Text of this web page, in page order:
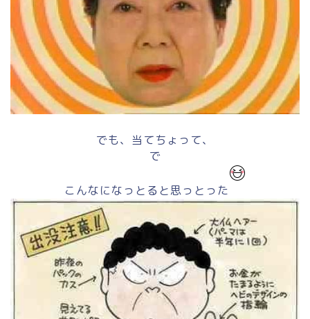
でも、当てちょって、
で
こんなになっとると思っとった